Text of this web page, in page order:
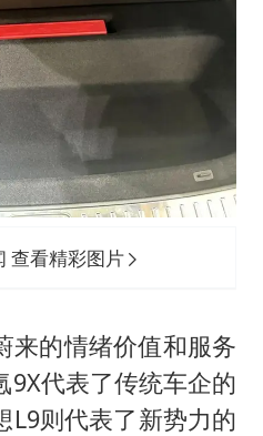
查看精彩图片
来的情绪价值和服务
代表了传统车企的
L9则代表了新势力的